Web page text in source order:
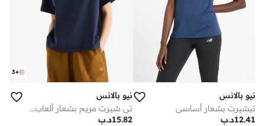
نيو بالانس
تيشيرت بشعار أساسي
د.ب12.41
+
3
نيو بالانس
تي شيرت مريح بشعار ألعاب القوى المميز
د.ب15.82